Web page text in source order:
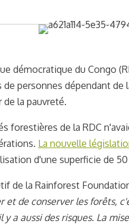
démocratique du Congo
personnes dépendant
la pauvreté.
forestières de la RDC
La nouvelle
d'une superficie de
de la Rainforest Foundation
et de conserver les forêts,
y a aussi des risques. La